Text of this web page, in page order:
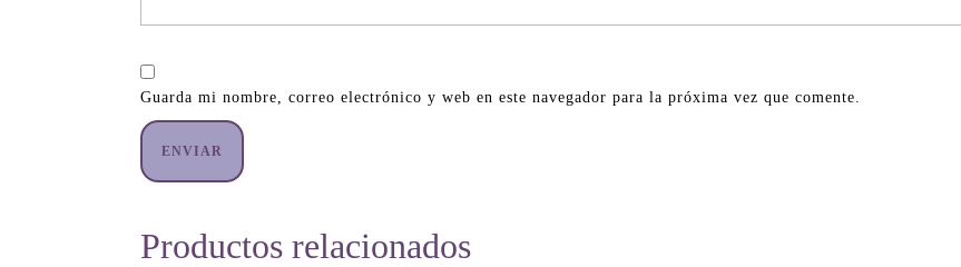
Guarda mi nombre, correo electrónico y web en este navegador para la próxima vez que comente.
Productos relacionados